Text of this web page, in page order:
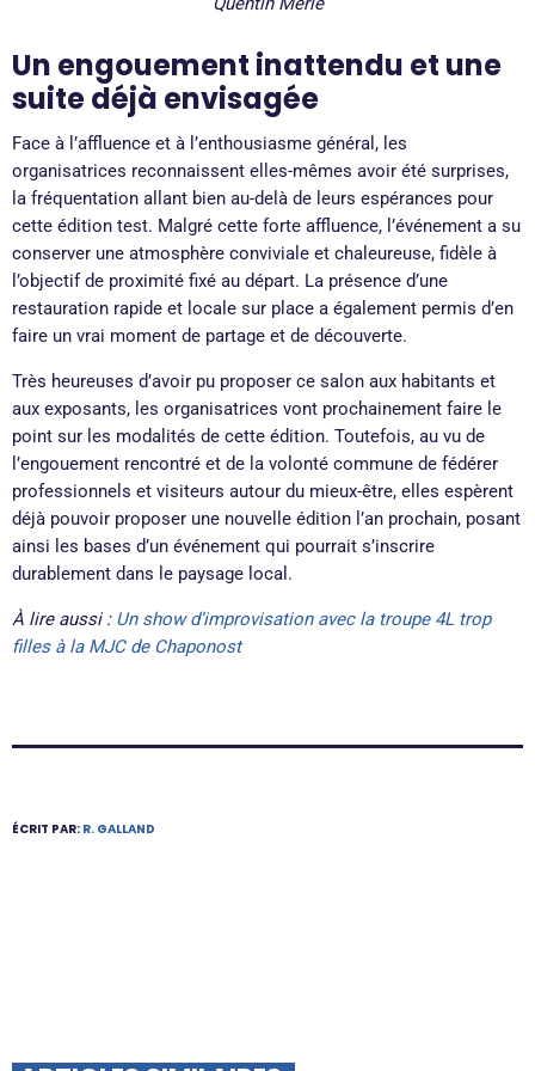
Un engouement inattendu et une
suite déjà envisagée
Face à l’affluence et à l’enthousiasme général, les
organisatrices reconnaissent elles-mêmes avoir été surprises,
la fréquentation allant bien au-delà de leurs espérances pour
cette édition test. Malgré cette forte affluence, l’événement a su
conserver une atmosphère conviviale et chaleureuse, fidèle à
l’objectif de proximité fixé au départ. La présence d’une
restauration rapide et locale sur place a également permis d’en
faire un vrai moment de partage et de découverte.
Très heureuses d’avoir pu proposer ce salon aux habitants et
aux exposants, les organisatrices vont prochainement faire le
point sur les modalités de cette édition. Toutefois, au vu de
l’engouement rencontré et de la volonté commune de fédérer
professionnels et visiteurs autour du mieux-être, elles espèrent
déjà pouvoir proposer une nouvelle édition l’an prochain, posant
ainsi les bases d’un événement qui pourrait s’inscrire
durablement dans le paysage local .
À lire aussi : Un show d’improvisation avec la troupe 4L trop
filles à la MJC de Chaponost
ÉCRIT PAR: R. GALLAND